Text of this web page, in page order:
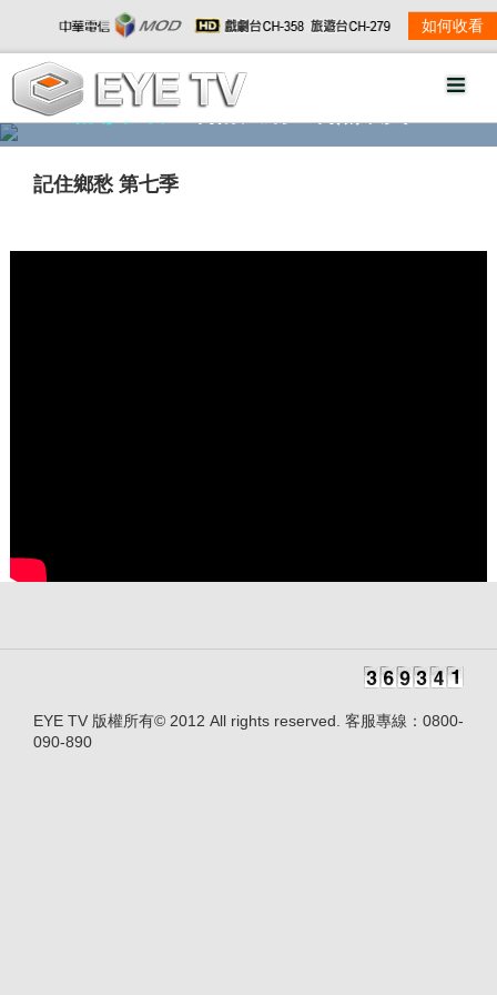
如何收看
精彩影音 劇情大綱
記住鄉愁 第七季
EYE TV 版權所有© 2012 All rights reserved. 客服專線：0800-
090-890